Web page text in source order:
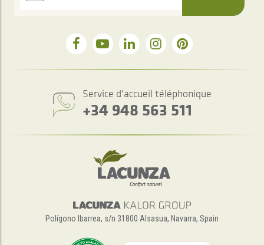
Service d'accueil téléphonique
+34 948 563 511
Polígono Ibarrea, s/n 31800 Alsasua, Navarra, Spain